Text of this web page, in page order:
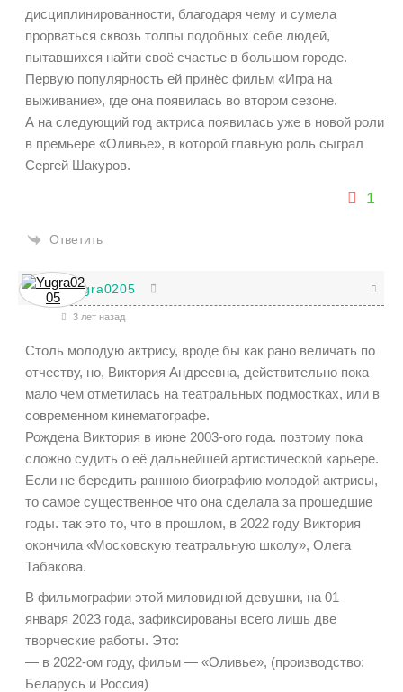
дисциплинированности, благодаря чему и сумела
прорваться сквозь толпы подобных себе людей,
пытавшихся найти своё счастье в большом городе.
Первую популярность ей принёс фильм «Игра на
выживание», где она появилась во втором сезоне.
А на следующий год актриса появилась уже в новой роли
в премьере «Оливье», в которой главную роль сыграл
Сергей Шакуров.
1
Ответить
Yugra0205
3 лет назад
Столь молодую актрису, вроде бы как рано величать по
отчеству, но, Виктория Андреевна, действительно пока
мало чем отметилась на театральных подмостках, или в
современном кинематографе.
Рождена Виктория в июне 2003-ого года. поэтому пока
сложно судить о её дальнейшей артистической карьере.
Если не бередить раннюю биографию молодой актрисы,
то самое существенное что она сделала за прошедшие
годы. так это то, что в прошлом, в 2022 году Виктория
окончила «Московскую театральную школу», Олега
Табакова.
В фильмографии этой миловидной девушки, на 01
января 2023 года, зафиксированы всего лишь две
творческие работы. Это:
— в 2022-ом году, фильм — «Оливье», (производство:
Беларусь и Россия)